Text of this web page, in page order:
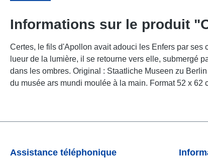
Informations sur le produit
Certes, le fils d'Apollon avait adouci les Enfers par
lueur de la lumière, il se retourne vers elle, submergé
dans les ombres. Original : Staatliche Museen zu
du musée ars mundi moulée à la main. Format 52 x 62
Assistance téléphonique